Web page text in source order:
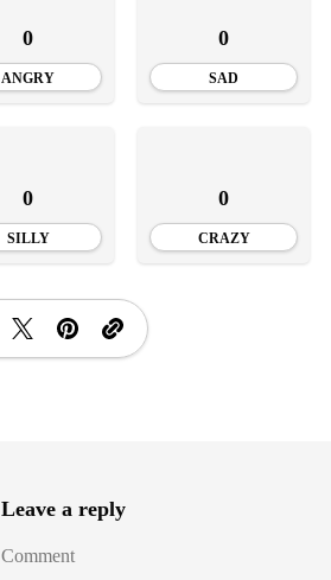
0
ANGRY
0
SAD
0
SILLY
0
CRAZY
Leave a reply